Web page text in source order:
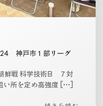
神戸市１部リーグ
鮮戦 科学技術B ７対
所を定め高強度 […]